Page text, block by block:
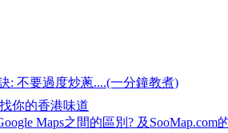
: 不要過度炒蔥....(一分鐘教煮)
你的香港味道
Maps之間的區別? 及SooMap.com